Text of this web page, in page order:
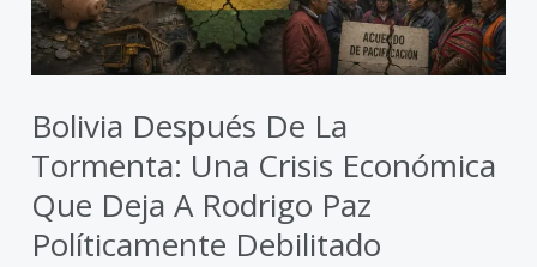
Bolivia Después De La
Tormenta: Una Crisis Económica
Que Deja A Rodrigo Paz
Políticamente Debilitado
económica
que
deja
a
Rodrigo
Paz
políticamente
debilitado